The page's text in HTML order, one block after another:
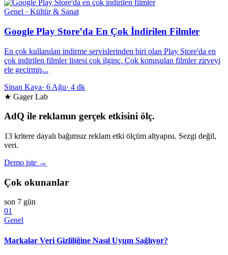
Genel · Kültür & Sanat
Google Play Store’da En Çok İndirilen Filmler
En çok kullanılan indirme servislerinden biri olan Play Store'da en
çok indirilen filmler listesi çok ilginç. Çok konuşulan filmler zirveyi
ele geçirmiş...
Sinan Kaya· 6 Ağu· 4 dk
★ Gager Lab
AdQ ile reklamın gerçek etkisini ölç.
13 kritere dayalı bağımsız reklam etki ölçüm altyapısı. Sezgi değil,
veri.
Demo iste →
Çok okunanlar
son 7 gün
01
Genel
Markalar Veri Gizliliğine Nasıl Uyum Sağlıyor?